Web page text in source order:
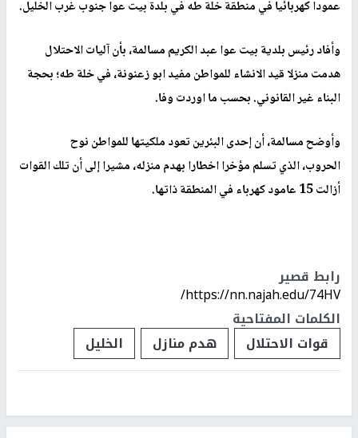
عمودا كهربائيا في منطقة خلة طه في بلدة بيت عوا جنوب غرب الخليل.
وأفاد رئيس بلدية بيت عوا عبد الكريم مسالمة، بأن آليات الاحتلال
هدمت منزلا قيد الانشاء للمواطن مفيد ابو زعنونة، في خلة طه؛ بحجة
البناء غير القانوني. بحسب ما اوردت وفا.
وأوضح مسالمة، أن إحدى البئرين تعود ملكيتها للمواطن نوح
الحروب، الذي تسلم مؤخرا اخطارا بهدم منزله، مشيرا إلى أن تلك القوات
أزالت 15 عامود كهرباء في المنطقة ذاتها.
رابط قصير
https://nn.najah.edu/74HV/
الكلمات المفتاحية
قوات الاحتلال
هدم منازل الخليل